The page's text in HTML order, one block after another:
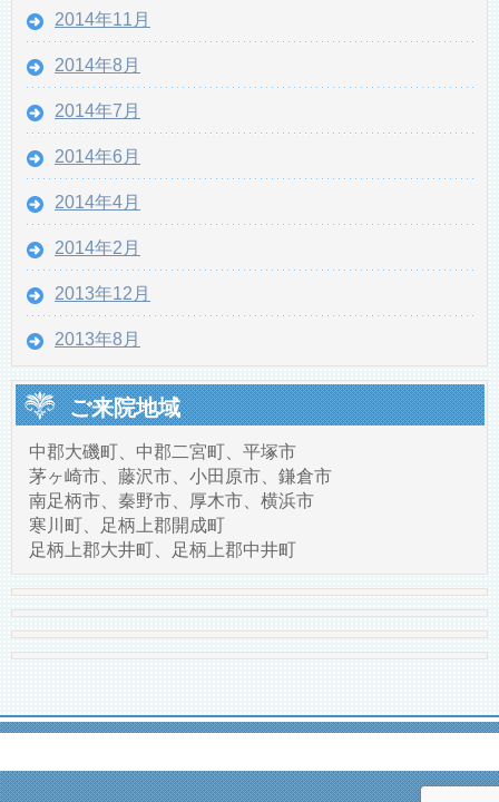
2014年11月
2014年8月
2014年7月
2014年6月
2014年4月
2014年2月
2013年12月
2013年8月
ご来院地域
中郡大磯町、中郡二宮町、平塚市
茅ヶ崎市、藤沢市、小田原市、鎌倉市
南足柄市、秦野市、厚木市、横浜市
寒川町、足柄上郡開成町
足柄上郡大井町、足柄上郡中井町